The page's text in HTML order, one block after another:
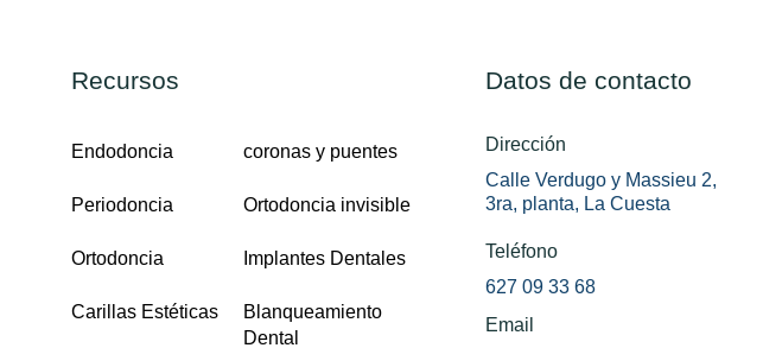
Recursos
Endodoncia
Periodoncia
Ortodoncia
Carillas Estéticas
coronas y puentes
Ortodoncia invisible
Implantes Dentales
Blanqueamiento
Dental
Datos de contacto
Dirección
Calle Verdugo y Massieu 2,
3ra, planta, La Cuesta
Teléfono
627 09 33 68
Email